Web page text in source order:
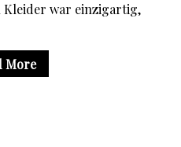
Kleider war einzigartig,
More